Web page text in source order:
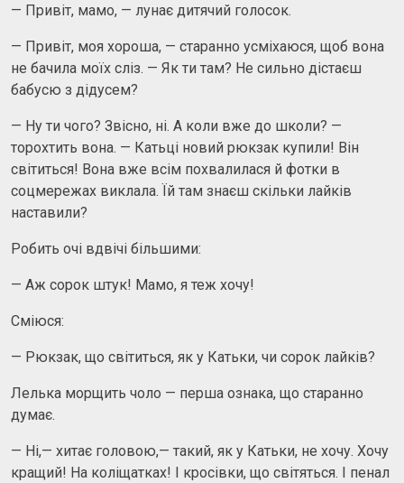
— Привіт, мамо, — лунає дитячий голосок.
— Привіт, моя хороша, — старанно усміхаюся, щоб вона
не бачила моїх сліз. — Як ти там? Не сильно дістаєш
бабусю з дідусем?
— Ну ти чого? Звісно, ні. А коли вже до школи? —
торохтить вона. — Катьці новий рюкзак купили! Він
світиться! Вона вже всім похвалилася й фотки в
соцмережах виклала. Їй там знаєш скільки лайків
наставили?
Робить очі вдвічі більшими:
— Аж сорок штук! Мамо, я теж хочу!
Сміюся:
— Рюкзак, що світиться, як у Катьки, чи сорок лайків?
Лелька морщить чоло — перша ознака, що старанно
думає.
— Ні,— хитає головою,— такий, як у Катьки, не хочу. Хочу
кращий! На коліщатках! І кросівки, що світяться. І пенал